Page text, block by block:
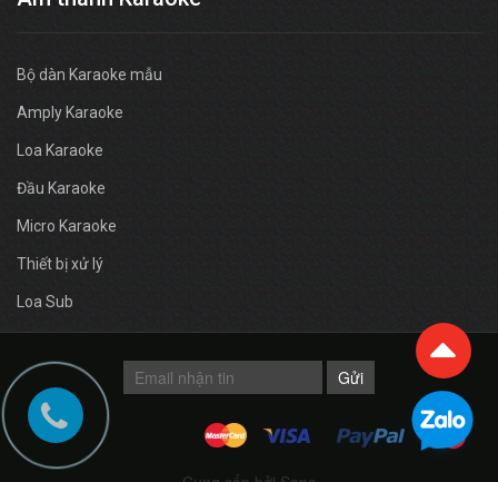
Bộ dàn Karaoke mẫu
Amply Karaoke
Loa Karaoke
Đầu Karaoke
Micro Karaoke
Thiết bị xử lý
Loa Sub
Gửi